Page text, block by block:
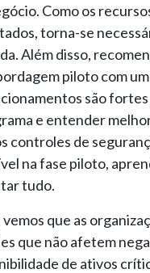
Como os
torna-se
Além disso,
piloto com
são
e entender
controles de
na fase piloto,
tudo.
que as
que não afetem
de ativos